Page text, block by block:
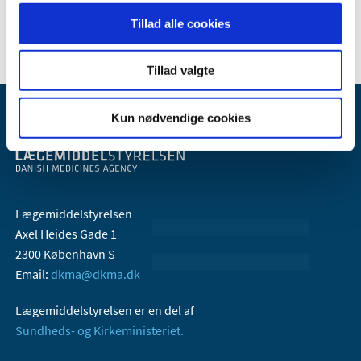
Tillad alle cookies
Tillad valgte
Kun nødvendige cookies
Lægemiddelstyrelsen
Axel Heides Gade 1
2300 København S
Email: dkma@dkma.dk
Lægemiddelstyrelsen er en del af
Sundheds- og Kirkeministeriet.